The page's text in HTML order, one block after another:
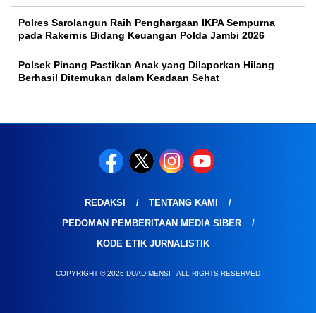
Polres Sarolangun Raih Penghargaan IKPA Sempurna
pada Rakernis Bidang Keuangan Polda Jambi 2026
Polsek Pinang Pastikan Anak yang Dilaporkan Hilang
Berhasil Ditemukan dalam Keadaan Sehat
REDAKSI
TENTANG KAMI
PEDOMAN PEMBERITAAN MEDIA SIBER
KODE ETIK JURNALISTIK
COPYRIGHT © 2026 DUADIMENSI - ALL RIGHTS RESERVED